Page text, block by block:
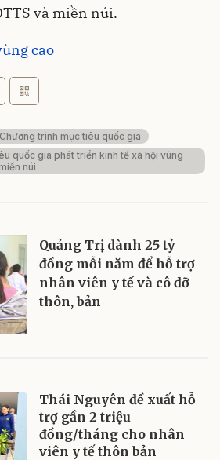
và miền núi.
cao
Chương trình mục tiêu quốc gia
quốc gia phát triển kinh tế xã hội vùng
núi
Quảng Trị dành 25 tỷ
đồng mỗi năm để hỗ trợ
nhân viên y tế và cô đỡ
thôn, bản
Thái Nguyên đề xuất hỗ
trợ gần 2 triệu
đồng/tháng cho nhân
viên y tế thôn bản